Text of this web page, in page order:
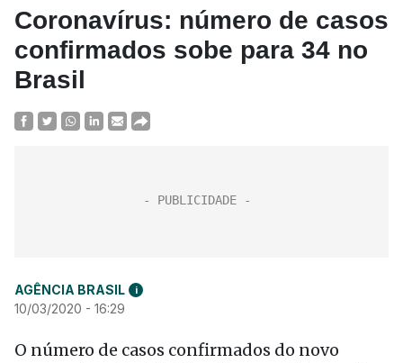
Coronavírus: número de casos
confirmados sobe para 34 no
Brasil
AGÊNCIA BRASIL i
10/03/2020 - 16:29
O número de casos confirmados do novo